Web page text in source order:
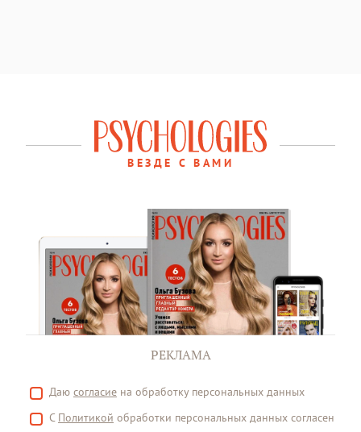
ВЕЗДЕ С ВАМИ
РЕКЛАМА
Даю согласие на обработку персональных данных
С Политикой обработки персональных данных согласен